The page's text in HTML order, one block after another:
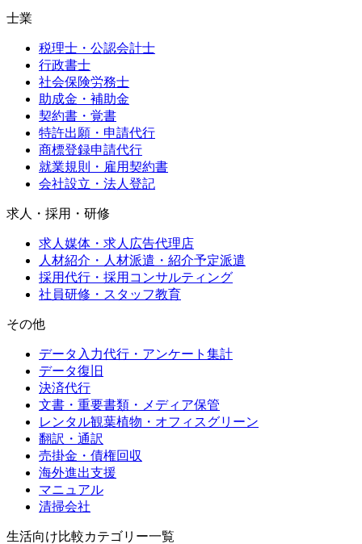
士業
税理士・公認会計士
行政書士
社会保険労務士
助成金・補助金
契約書・覚書
特許出願・申請代行
商標登録申請代行
就業規則・雇用契約書
会社設立・法人登記
求人・採用・研修
求人媒体・求人広告代理店
人材紹介・人材派遣・紹介予定派遣
採用代行・採用コンサルティング
社員研修・スタッフ教育
その他
データ入力代行・アンケート集計
データ復旧
決済代行
文書・重要書類・メディア保管
レンタル観葉植物・オフィスグリーン
翻訳・通訳
売掛金・債権回収
海外進出支援
マニュアル
清掃会社
生活向け比較カテゴリー一覧